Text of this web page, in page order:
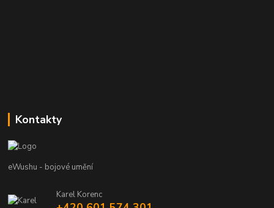
Kontakty
eWushu - bojové umění
Karel Korenc